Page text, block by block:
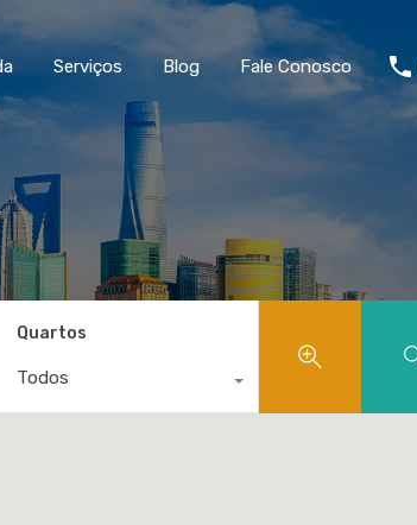
Serviços Blog Fale Conosco
Quartos
Todos